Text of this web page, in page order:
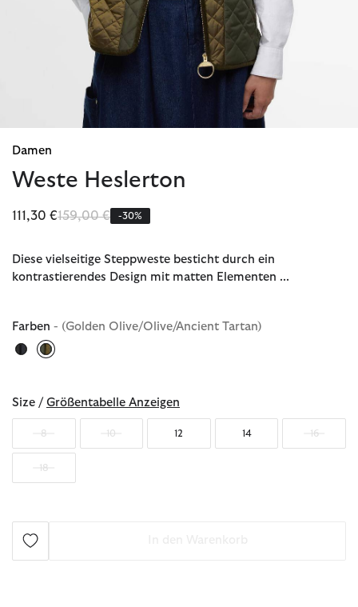
Damen
Weste Heslerton
111,30 €Reduziert von
159,00 €bis-30%
Diese vielseitige Steppweste besticht durch ein
kontrastierendes Design mit matten Elementen ...
Farben - (Golden Olive/Olive/Ancient Tartan)
Size / Größentabelle Anzeigen
8 10 12 14 16
18